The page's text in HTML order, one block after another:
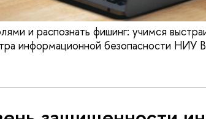
и распознать фишинг: учимся
информационной безопасности